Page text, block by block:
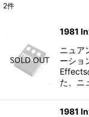
並び順:
2件
1981
ニュア
ーショ
Effects
た、ニ
1981